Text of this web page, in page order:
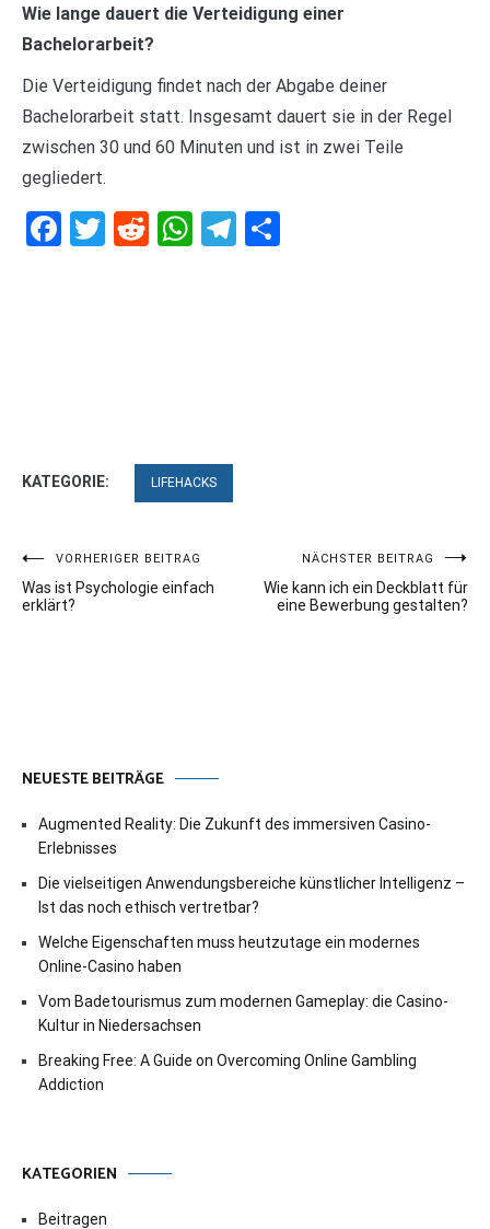
Wie lange dauert die Verteidigung einer
Bachelorarbeit?
Die Verteidigung findet nach der Abgabe deiner
Bachelorarbeit statt. Insgesamt dauert sie in der Regel
zwischen 30 und 60 Minuten und ist in zwei Teile
gegliedert.
Facebook
Twitter
RedditWhatsApp
Telegram
KATEGORIE: LIFEHACKS
Beitragsnavigation
VORHERIGER BEITRAG
Was ist Psychologie einfach
erklärt?
NÄCHSTER BEITRAG
Wie kann ich ein Deckblatt für
eine Bewerbung gestalten?
NEUESTE BEITRÄGE
Augmented Reality: Die Zukunft des immersiven Casino-
Erlebnisses
Die vielseitigen Anwendungsbereiche künstlicher Intelligenz –
Ist das noch ethisch vertretbar?
Welche Eigenschaften muss heutzutage ein modernes
Online-Casino haben
Vom Badetourismus zum modernen Gameplay: die Casino-
Kultur in Niedersachsen
Breaking Free: A Guide on Overcoming Online Gambling
Addiction
KATEGORIEN
Beitragen